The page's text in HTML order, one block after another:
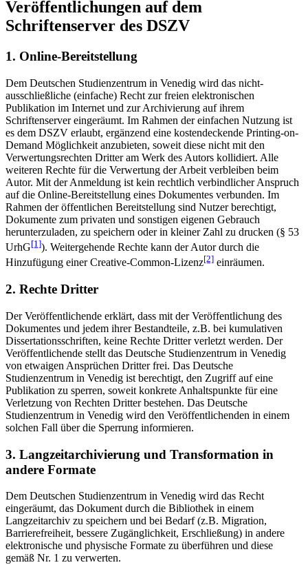
Veröffentlichungen auf dem
Schriftenserver des DSZV
1. Online-Bereitstellung
Dem Deutschen Studienzentrum in Venedig wird das nicht-
ausschließliche (einfache) Recht zur freien elektronischen
Publikation im Internet und zur Archivierung auf ihrem
Schriftenserver eingeräumt. Im Rahmen der einfachen Nutzung ist
es dem DSZV erlaubt, ergänzend eine kostendeckende Printing-on-
Demand Möglichkeit anzubieten, soweit diese nicht mit den
Verwertungsrechten Dritter am Werk des Autors kollidiert. Alle
weiteren Rechte für die Verwertung der Arbeit verbleiben beim
Autor. Mit der Anmeldung ist kein rechtlich verbindlicher Anspruch
auf die Online-Bereitstellung eines Dokumentes verbunden. Im
Rahmen der öffentlichen Bereitstellung sind Nutzer berechtigt,
Dokumente zum privaten und sonstigen eigenen Gebrauch
herunterzuladen, zu speichern oder in kleiner Zahl zu drucken (§ 53
UrhG[1]). Weitergehende Rechte kann der Autor durch die
Hinzufügung einer Creative-Common-Lizenz[2] einräumen.
2. Rechte Dritter
Der Veröffentlichende erklärt, dass mit der Veröffentlichung des
Dokumentes und jedem ihrer Bestandteile, z.B. bei kumulativen
Dissertationsschriften, keine Rechte Dritter verletzt werden. Der
Veröffentlichende stellt das Deutsche Studienzentrum in Venedig
von etwaigen Ansprüchen Dritter frei. Das Deutsche
Studienzentrum in Venedig ist berechtigt, den Zugriff auf eine
Publikation zu sperren, soweit konkrete Anhaltspunkte für eine
Verletzung von Rechten Dritter bestehen. Das Deutsche
Studienzentrum in Venedig wird den Veröffentlichenden in einem
solchen Fall über die Sperrung informieren.
3. Langzeitarchivierung und Transformation in
andere Formate
Dem Deutschen Studienzentrum in Venedig wird das Recht
eingeräumt, das Dokument durch die Bibliothek in einem
Langzeitarchiv zu speichern und bei Bedarf (z.B. Migration,
Barrierefreiheit, bessere Zugänglichkeit, Erschließung) in andere
elektronische und physische Formate zu überführen und diese
gemäß Nr. 1 zu verwerten.